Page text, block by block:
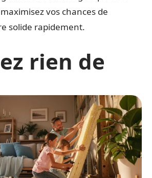
vos chances de
solide rapidement.
rien de